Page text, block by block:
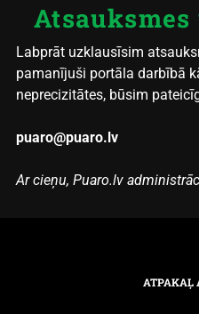
Labprāt uzklausīsim
pamanījuši portāla darbībā
neprecizitātes, būsim
puaro@puaro.lv
Ar cieņu, Puaro.lv
ATPAKAĻ